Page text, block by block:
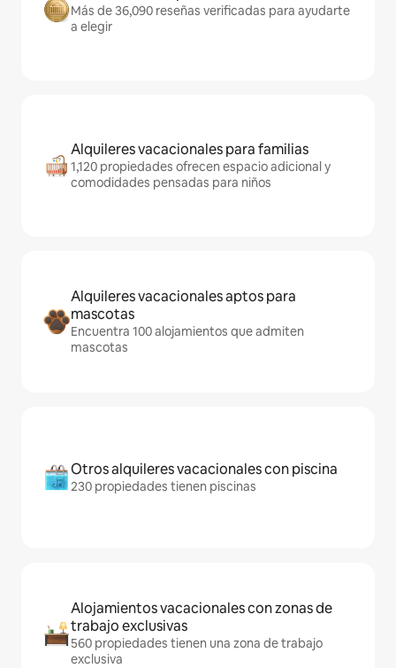
Más de 36,090 reseñas verificadas para ayudarte
a elegir
Alquileres vacacionales para familias
1,120 propiedades ofrecen espacio adicional y
comodidades pensadas para niños
Alquileres vacacionales aptos para
mascotas
Encuentra 100 alojamientos que admiten
mascotas
Otros alquileres vacacionales con piscina
230 propiedades tienen piscinas
Alojamientos vacacionales con zonas de
trabajo exclusivas
560 propiedades tienen una zona de trabajo
exclusiva